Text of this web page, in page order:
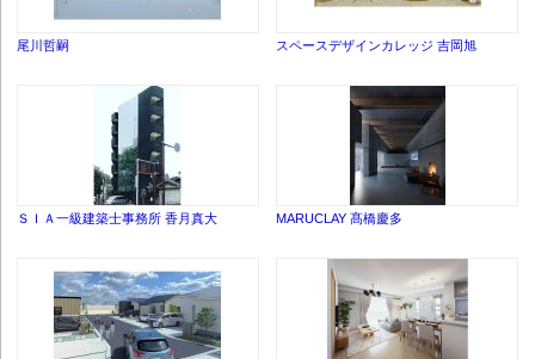
尾川哲嗣 スペースデザインカレッジ 吉岡旭
ＳＩＡ一級建築士事務所 香月真大 MARUCLAY 髙橋慶多